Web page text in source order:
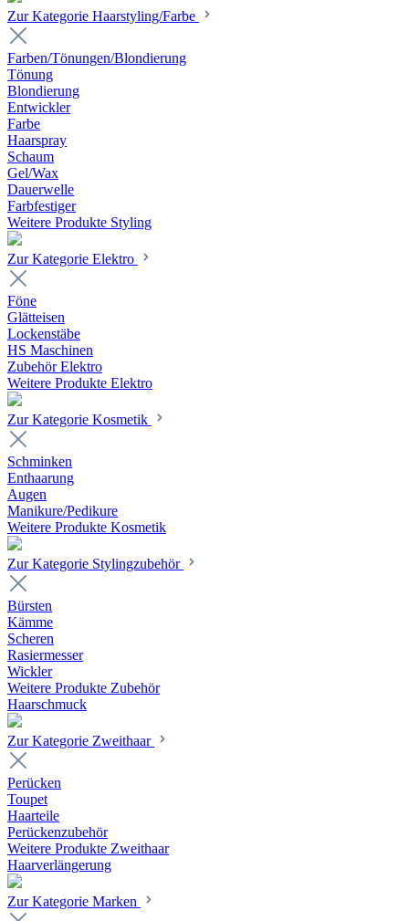
Zur Kategorie Haarstyling/Farbe
Farben/Tönungen/Blondierung
Tönung
Blondierung
Entwickler
Farbe
Haarspray
Schaum
Gel/Wax
Dauerwelle
Farbfestiger
Weitere Produkte Styling
Zur Kategorie Elektro
Föne
Glätteisen
Lockenstäbe
HS Maschinen
Zubehör Elektro
Weitere Produkte Elektro
Zur Kategorie Kosmetik
Schminken
Enthaarung
Augen
Manikure/Pedikure
Weitere Produkte Kosmetik
Zur Kategorie Stylingzubehör
Bürsten
Kämme
Scheren
Rasiermesser
Wickler
Weitere Produkte Zubehör
Haarschmuck
Zur Kategorie Zweithaar
Perücken
Toupet
Haarteile
Perückenzubehör
Weitere Produkte Zweithaar
Haarverlängerung
Zur Kategorie Marken